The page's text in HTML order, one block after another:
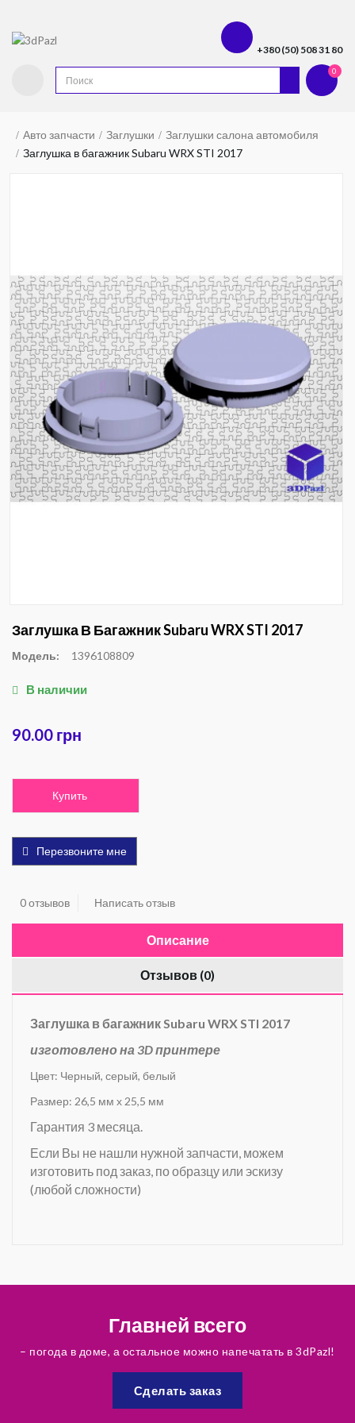
+380 (50) 508 31 80
0
Авто запчасти Заглушки
Заглушки салона автомобиля
Заглушка в багажник Subaru WRX STI 2017
Заглушка В Багажник Subaru WRX STI 2017
Модель: 1396108809
В наличии
90.00 грн
Купить
Перезвоните мне
0 отзывов Написать отзыв
Описание
Отзывов (0)
Заглушка в багажник Subaru WRX STI 2017
изготовлено на 3D принтере
Цвет: Черный, серый, белый
Размер: 26,5 мм х 25,5 мм
Гарантия 3 месяца.
Если Вы не нашли нужной запчасти, можем
изготовить под заказ, по образцу или эскизу
(любой сложности)
Главней всего
– погода в доме, а остальное можно напечатать в 3dPazl!
Сделать заказ